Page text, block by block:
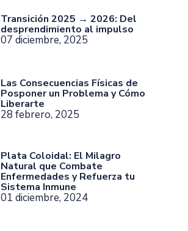
Transición 2025 → 2026: Del
desprendimiento al impulso
07 diciembre, 2025
Las Consecuencias Físicas de
Posponer un Problema y Cómo
Liberarte
28 febrero, 2025
Plata Coloidal: El Milagro
Natural que Combate
Enfermedades y Refuerza tu
Sistema Inmune
01 diciembre, 2024